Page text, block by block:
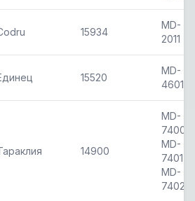
15934
MD-
2011
15520
MD-
4601
14900
MD-
7400,
MD-
7401,
MD-
7402